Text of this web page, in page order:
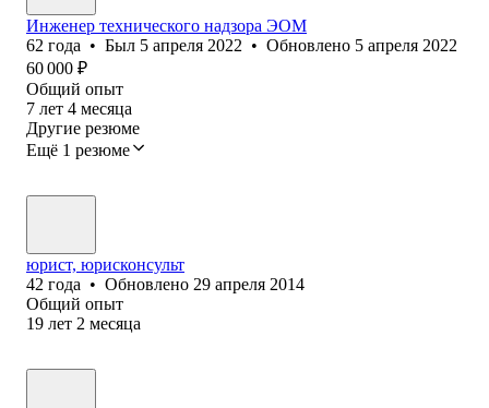
Инженер технического надзора ЭОМ
62 года • Был 5 апреля 2022 • Обновлено 5 апреля 2022
60 000 ₽
Общий опыт
7 лет 4 месяца
Другие резюме
Ещё 1 резюме
юрист, юрисконсульт
42 года • Обновлено 29 апреля 2014
Общий опыт
19 лет 2 месяца